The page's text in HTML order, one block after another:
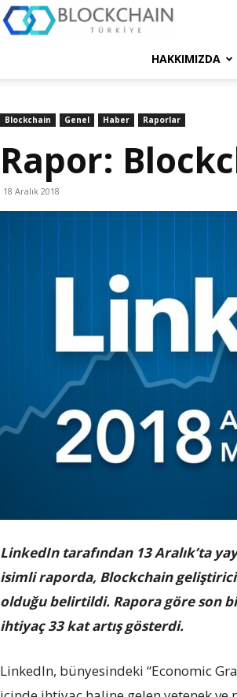
Türkiye
HAKKIMIZDA
Blockchain Genel Haber Raporlar
Rapor:
18 Aralık 2018
LinkedIn tarafından 13 Aralık’ta
isimli raporda, Blockchain geliştirici
olduğu belirtildi. Rapora göre son
ihtiyaç 33 kat artış gösterdi.
LinkedIn, bünyesindeki “Economic